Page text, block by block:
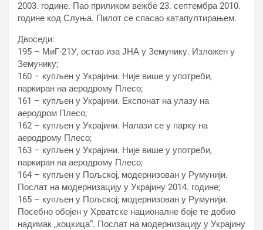
2003. године. Пао приликом вежбе 23. септембра 2010.
године код Слуња. Пилот се спасао катапултирањем.
Двоседи:
195 – МиГ-21У, остао иза ЈНА у Земунику. Изложен у
Земунику;
160 – купљен у Украјини. Није више у употреби,
паркиран на аеродрому Плесо;
161 – купљен у Украјини. Експонат на улазу на
аеродром Плесо;
162 – купљен у Украјини. Налази се у парку на
аеродрому Плесо;
163 – купљен у Украјини. Није више у употреби,
паркиран на аеродрому Плесо;
164 – купљен у Пољској, модернизован у Румунији.
Послат на модернизацију у Украјину 2014. године;
165 – купљен у Пољској; модернизован у Румунији.
Посебно обојен у Хрватске националне боје те добио
надимак „коцкица“. Послат на модернизацију у Украјину